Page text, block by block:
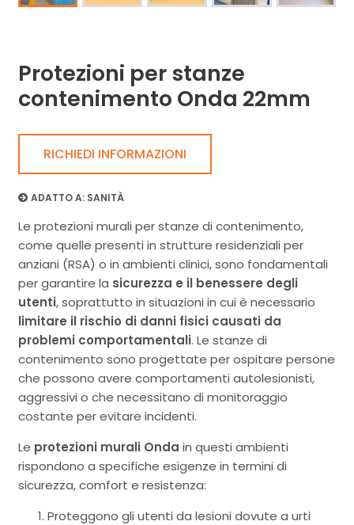
Protezioni per stanze
contenimento Onda 22mm
RICHIEDI INFORMAZIONI
ADATTO A: SANITÀ
Le protezioni murali per stanze di contenimento,
come quelle presenti in strutture residenziali per
anziani (RSA) o in ambienti clinici, sono fondamentali
per garantire la sicurezza e il benessere degli
utenti, soprattutto in situazioni in cui è necessario
limitare il rischio di danni fisici causati da
problemi comportamentali. Le stanze di
contenimento sono progettate per ospitare persone
che possono avere comportamenti autolesionisti,
aggressivi o che necessitano di monitoraggio
costante per evitare incidenti.
Le protezioni murali Onda in questi ambienti
rispondono a specifiche esigenze in termini di
sicurezza, comfort e resistenza:
Proteggono gli utenti da lesioni dovute a urti